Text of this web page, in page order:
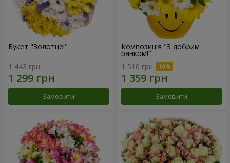
Букет "Золотце!"
1 443 грн
Замовити
Композиція "З добрим
ранком!"
1 510 грн
Замовити